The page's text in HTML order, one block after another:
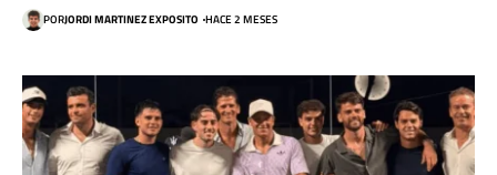
PORJORDI MARTINEZ EXPOSITO HACE 2 MESES